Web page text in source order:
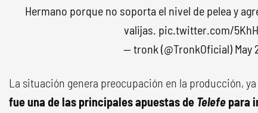
Hermano porque no soporta el nivel de pelea y
valijas. pic.twitter.com/
— tronk (@TronkOficial) May
La situación genera preocupación en la producción,
fueuna de las principales apuestas de Telefe para